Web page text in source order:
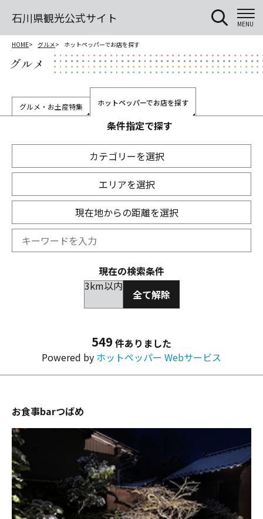
石川県観光公式サイト MENU
HOME グルメ ホットペッパーでお店を探す
グルメ
グルメ・お土産特集 ホットペッパーでお店を探す
条件指定で探す
カテゴリーを選択
エリアを選択
現在地からの距離を選択
現在の検索条件
3km以内
全て解除
549 件ありました
Powered by ホットペッパー Webサービス
お食事barつばめ